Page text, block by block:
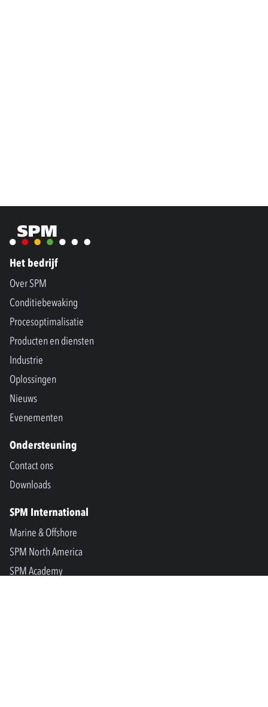
Het bedrijf
Over SPM
Conditiebewaking
Procesoptimalisatie
Producten en diensten
Industrie
Oplossingen
Nieuws
Evenementen
Ondersteuning
Contact ons
Downloads
SPM International
Marine & Offshore
SPM North America
SPM Academy